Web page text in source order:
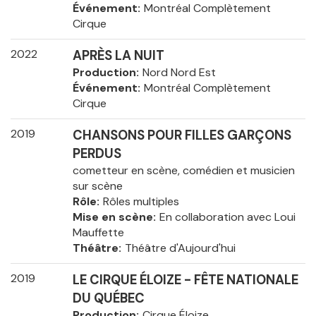
Événement Montréal Complètement
Cirque
2022 APRÈS LA NUIT
Production Nord Nord Est
Événement Montréal Complètement
Cirque
2019
CHANSONS POUR FILLES GARÇONS
PERDUS
cometteur en scène, comédien et musicien
sur scène
Rôle Rôles multiples
Mise en scène En collaboration avec Loui
Mauffette
Théâtre Théâtre d'Aujourd'hui
2019
LE CIRQUE ÉLOIZE - FÊTE NATIONALE
DU QUÉBEC